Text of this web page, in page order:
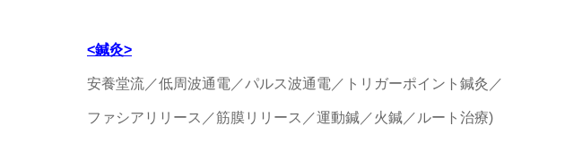
<鍼灸>
安養堂流／低周波通電／パルス波通電／トリガーポイント鍼灸／
ファシアリリース／筋膜リリース／運動鍼／火鍼／ルート治療)